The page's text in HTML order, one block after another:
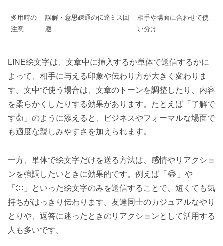
多用時の
注意
誤解・意思疎通の伝達ミス回
避
相手や場面に合わせて使
い分け
LINE絵文字は、文章中に挿入するか単体で送信するかに
よって、相手に与える印象や伝わり方が大きく変わりま
す。文中で使う場合は、文章のトーンを調整したり、内容
を柔らかくしたりする効果があります。たとえば「了解で
す👍」のように添えると、ビジネスやフォーマルな場面で
も適度な親しみやすさを加えられます。
一方、単体で絵文字だけを送る方法は、感情やリアクショ
ンを強調したいときに効果的です。例えば「😂」や
「👏」といった絵文字のみを送信することで、短くても気
持ちがはっきり伝わります。友達同士のカジュアルなやり
とりや、返答に迷ったときのリアクションとして活用する
人も多いです。